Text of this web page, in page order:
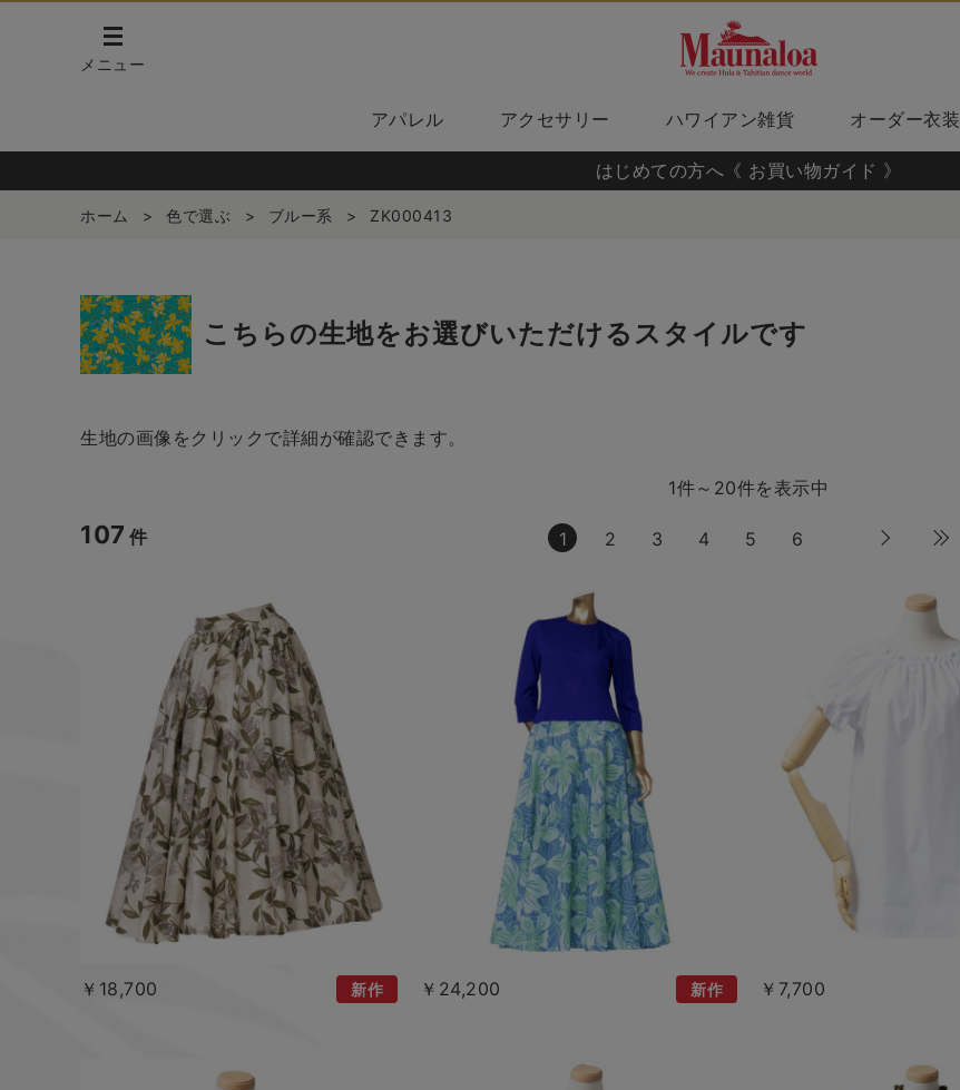
メニュー
アパレル アクセサリー ハワイアン雑貨 オーダー衣装
はじめての方へ《 お買い物ガイド 》
ホーム > 色で選ぶ > ブルー系 > ZK000413
こちらの生地をお選びいただけるスタイルです
生地の画像をクリックで詳細が確認できます。
1件～20件を表示中
107 件 1 2 3 4 5 6
￥18,700 新作 ￥24,200 新作 ￥7,700